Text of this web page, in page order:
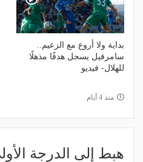
بداية ولا أروع مع الزعيم..
سامرفيل يسجل هدفًا مذهلًا
للهلال- فيديو
منذ 4 أيام
هبط إلى الدرجة